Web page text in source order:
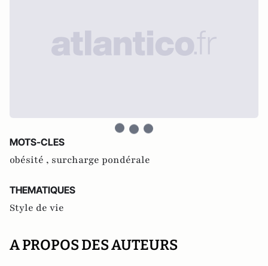
MOTS-CLES
obésité , surcharge pondérale
THEMATIQUES
Style de vie
A PROPOS DES AUTEURS